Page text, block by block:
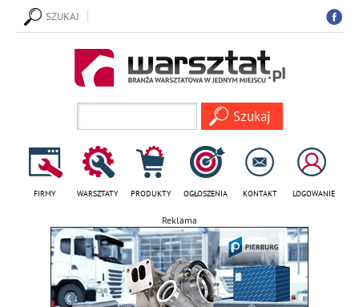
SZUKAJ
FIRMY WARSZTATY PRODUKTY OGŁOSZENIA KONTAKT LOGOWANIE
Reklama